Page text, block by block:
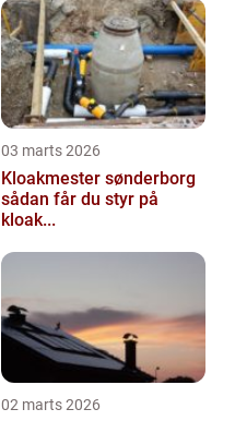
03 marts 2026
Kloakmester sønderborg
sådan får du styr på
kloak...
02 marts 2026